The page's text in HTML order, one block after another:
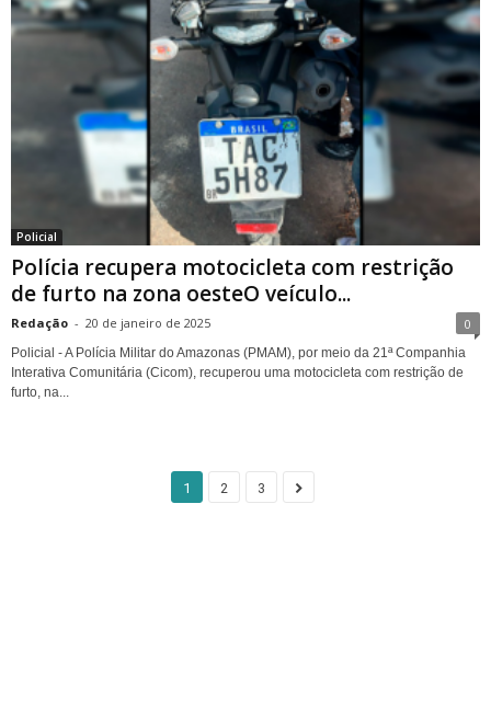
Policial
Polícia recupera motocicleta com restrição
de furto na zona oesteO veículo...
Redação - 20 de janeiro de 2025 0
Policial - A Polícia Militar do Amazonas (PMAM), por meio da 21ª Companhia
Interativa Comunitária (Cicom), recuperou uma motocicleta com restrição de
furto, na...
1 2 3